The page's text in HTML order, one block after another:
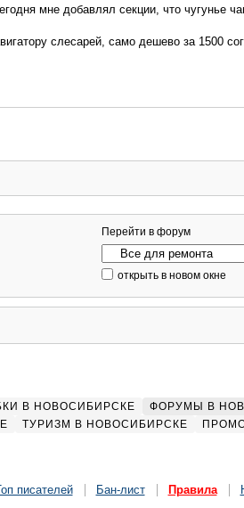
мне добавлял секции, что чугунье
слесарей, само дешево за 1500
Перейти в форум
открыть в новом окне
В НОВОСИБИРСКЕ ФОРУМЫ В
ТУРИЗМ В НОВОСИБИРСКЕ
писателей Бан-лист Правила